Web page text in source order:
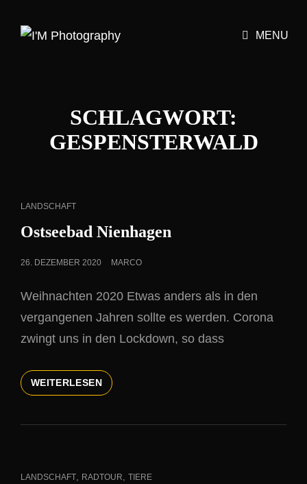
MENU
SCHLAGWORT:
GESPENSTERWALD
CAT
LANDSCHAFT
Ostseebad Nienhagen
POSTED
26. DEZEMBER 2020 MARCO
Weihnachten 2020 Etwas anders als in den
vergangenen Jahren sollte es werden. Corona
zwingt uns in den Lockdown, so dass
WEITERLESENOSTSEEBAD
NIENHAGEN
CAT
LANDSCHAFT, RADTOUR, TIERE